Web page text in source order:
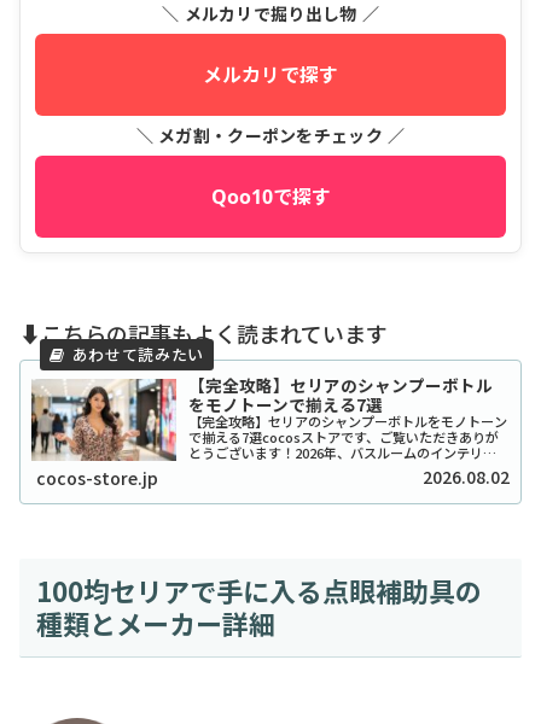
＼ メルカリで掘り出し物 ／
メルカリで探す
＼ メガ割・クーポンをチェック ／
Qoo10で探す
⬇️こちらの記事もよく読まれています
【完全攻略】セリアのシャンプーボトル
をモノトーンで揃える7選
【完全攻略】セリアのシャンプーボトルをモノトーン
で揃える7選cocosストアです、ご覧いただきありが
とうございます！2026年、バスルームのインテリア
をワンランク上げたいと考えているあなたに、セリア
のシャンプーボトル（モノトーン）はまさに救...
cocos-store.jp 2026.08.02
100均セリアで手に入る点眼補助具の
種類とメーカー詳細